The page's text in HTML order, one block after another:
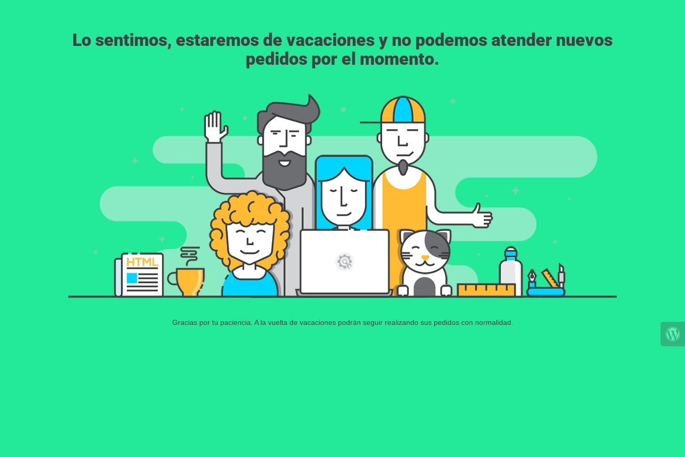
Lo sentimos, estaremos de vacaciones y no podemos atender nuevos
pedidos por el momento.
Gracias por tu paciencia. A la vuelta de vacaciones podrán seguir realizando sus pedidos con normalidad.